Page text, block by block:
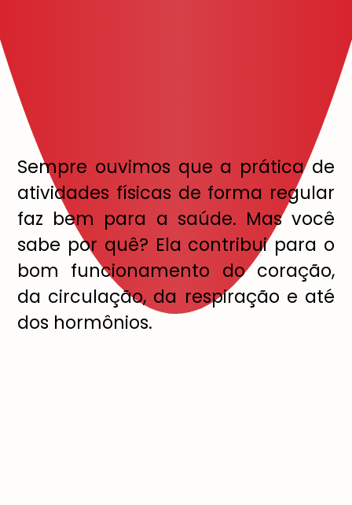
Sempre ouvimos que a prática de
atividades físicas de forma regular
faz bem para a saúde. Mas você
sabe por quê? Ela contribui para o
bom funcionamento do coração,
da circulação, da respiração e até
dos hormônios.